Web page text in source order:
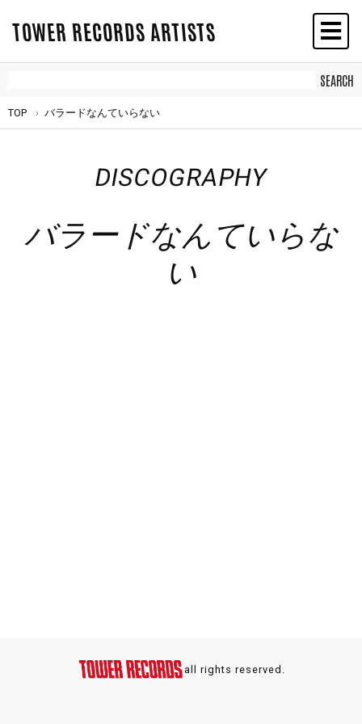
TOWER RECORDS ARTISTS
TOP バラードなんていらない
DISCOGRAPHY
バラードなんていらな
い
all rights reserved.